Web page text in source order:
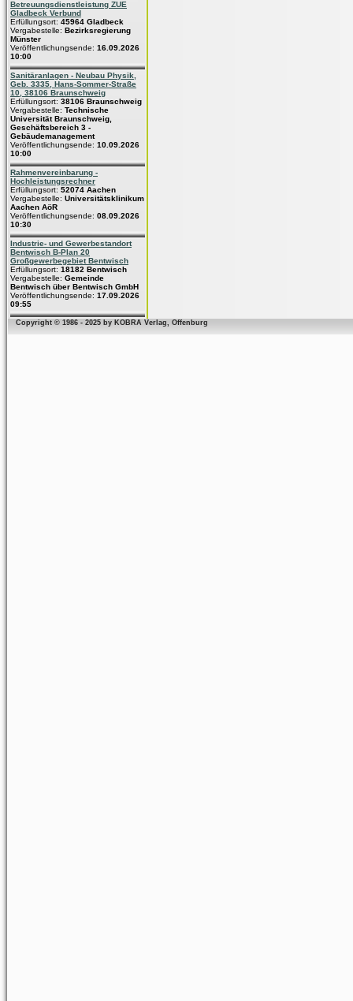
Betreuungsdienstleistung ZUE
Gladbeck Verbund
Erfüllungsort: 45964 Gladbeck
Vergabestelle: Bezirksregierung
Münster
Veröffentlichungsende: 16.09.2026
10:00
Sanitäranlagen - Neubau Physik,
Geb. 3335, Hans-Sommer-Straße
10, 38106 Braunschweig
Erfüllungsort: 38106 Braunschweig
Vergabestelle: Technische
Universität Braunschweig,
Geschäftsbereich 3 -
Gebäudemanagement
Veröffentlichungsende: 10.09.2026
10:00
Rahmenvereinbarung -
Hochleistungsrechner
Erfüllungsort: 52074 Aachen
Vergabestelle: Universitätsklinikum
Aachen AöR
Veröffentlichungsende: 08.09.2026
10:30
Industrie- und Gewerbestandort
Bentwisch B-Plan 20
Großgewerbegebiet Bentwisch
Erfüllungsort: 18182 Bentwisch
Vergabestelle: Gemeinde
Bentwisch über Bentwisch GmbH
Veröffentlichungsende: 17.09.2026
09:55
Copyright © 1986 - 2025 by KOBRA Verlag, Offenburg